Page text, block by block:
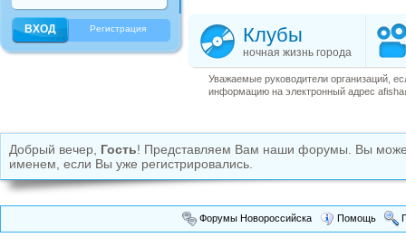
Регистрация Клубы
ночная жизнь города
Уважаемые руководители организаций,
информацию на электронный адрес
Добрый вечер, Гость! Представляем Вам наши форумы. Вы
именем, если Вы уже регистрировались.
Форумы Новороссийска Помощь